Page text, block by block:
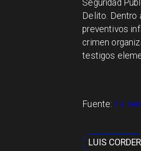
Seguridad
Delito. Dentro
preventivos
crimen
testigos
Fuente: La
LUIS